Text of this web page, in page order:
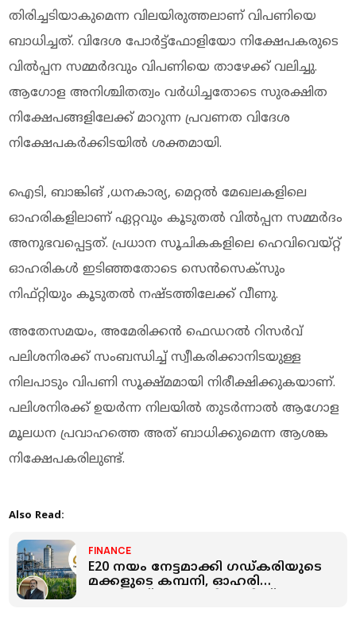
തിരിച്ചടിയാകുമെന്ന വിലയിരുത്തലാണ് വിപണിയെ
ബാധിച്ചത്. വിദേശ പോർട്ട്ഫോളിയോ നിക്ഷേപകരുടെ
വിൽപ്പന സമ്മർദവും വിപണിയെ താഴേക്ക് വലിച്ചു.
ആഗോള അനിശ്ചിതത്വം വർധിച്ചതോടെ സുരക്ഷിത
നിക്ഷേപങ്ങളിലേക്ക് മാറുന്ന പ്രവണത വിദേശ
നിക്ഷേപകർക്കിടയിൽ ശക്തമായി.
ഐടി, ബാങ്കിങ് ,ധനകാര്യ, മെറ്റൽ മേഖലകളിലെ
ഓഹരികളിലാണ് ഏറ്റവും കൂടുതൽ വിൽപ്പന സമ്മർദം
അനുഭവപ്പെട്ടത്. പ്രധാന സൂചികകളിലെ ഹെവിവെയ്റ്റ്
ഓഹരികൾ ഇടിഞ്ഞതോടെ സെൻസെക്സും
നിഫ്റ്റിയും കൂടുതൽ നഷ്ടത്തിലേക്ക് വീണു.
അതേസമയം, അമേരിക്കൻ ഫെഡറൽ റിസർവ്
പലിശനിരക്ക് സംബന്ധിച്ച് സ്വീകരിക്കാനിടയുള്ള
നിലപാടും വിപണി സൂക്ഷ്മമായി നിരീക്ഷിക്കുകയാണ്.
പലിശനിരക്ക് ഉയർന്ന നിലയിൽ തുടർന്നാൽ ആഗോള
മൂലധന പ്രവാഹത്തെ അത് ബാധിക്കുമെന്ന ആശങ്ക
നിക്ഷേപകരിലുണ്ട്.
Also Read:
FINANCE
E20 നയം നേട്ടമാക്കി ഗഡ്​കരിയുടെ
മക്കളുടെ കമ്പനി, ഓഹരി